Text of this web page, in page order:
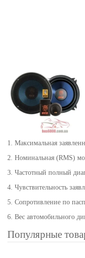
1. Максимальная
2. Номинальная (RMS)
3. Частотный полный
4. Чувствительность
5. Сопротивление по
6. Вес автомобильного
Популярные